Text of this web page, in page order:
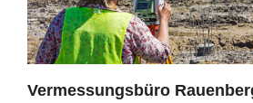
Vermessungsbüro